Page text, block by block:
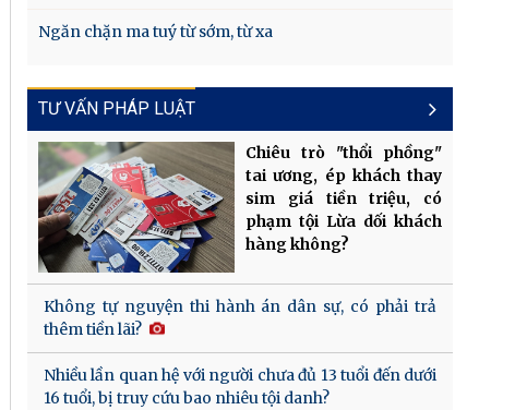
Ngăn chặn ma tuý từ sớm, từ xa
TƯ VẤN PHÁP LUẬT
Chiêu trò "thổi phồng"
tai ương, ép khách thay
sim giá tiền triệu, có
phạm tội Lừa dối khách
hàng không?
Không tự nguyện thi hành án dân sự, có phải trả
thêm tiền lãi?
Nhiều lần quan hệ với người chưa đủ 13 tuổi đến dưới
16 tuổi, bị truy cứu bao nhiêu tội danh?